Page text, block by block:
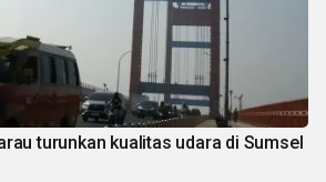
turunkan kualitas udara di Sumsel